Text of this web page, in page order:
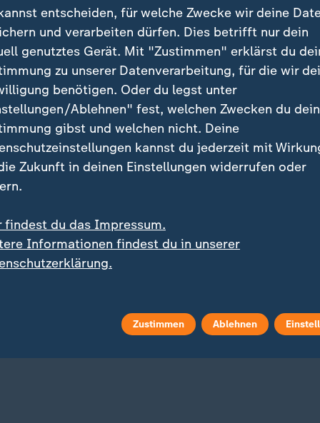
Debatte bei "Tacke":
runter,
Drohnen-Vorfall am Flughafen
entscheiden, für welche Zwecke wir deine
und verarbeiten dürfen. Dies betrifft nur dein
genutztes Gerät. Mit "Zustimmen" erklärst du
zu unserer Datenverarbeitung, für die wir
benötigen. Oder du legst unter
Ablehnen" fest, welchen Zwecken du
gibst und welchen nicht. Deine
kannst du jederzeit mit
Zukunft in deinen Einstellungen widerrufen oder
findest du das Impressum.
Informationen findest du in unserer
Zustimmen Ablehnen